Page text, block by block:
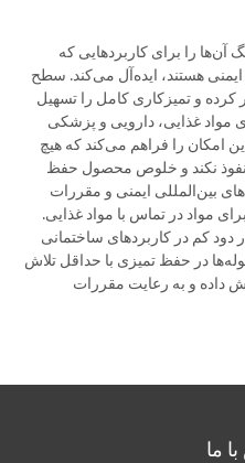
را برای کاربردهایی که
ایمنی هستند، ایده‌آل می‌کند. سطح
کرده و تمیزکاری کامل را تسهیل
مواد غذایی، دارویی و پزشکی
را فراهم می‌کند که هیچ
نفوذ نکند و خلوص محصول حفظ
بین‌المللی ایمنی و مقررات
مطابقت دارند، از جمله الزامات FDA برای مواد در تماس با مواد غذایی.
کم در کاربردهای ساختمانی
در حفظ تمیزی با حداقل تلاش
داده و به رعایت مقررات
ما